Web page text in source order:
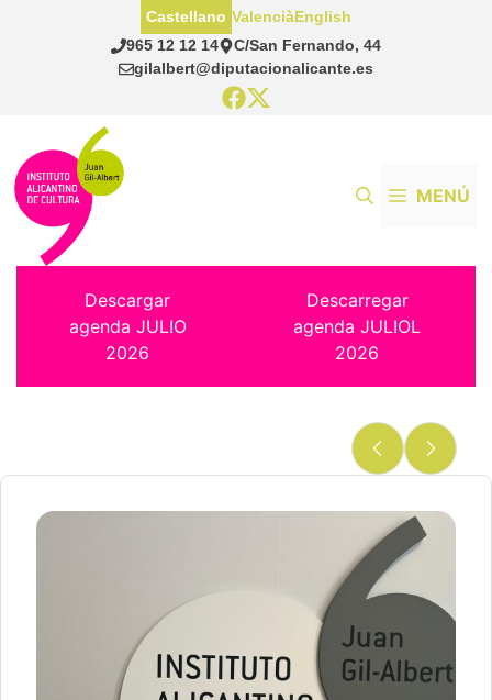
965 12 12 14
C/San Fernando, 44
gilalbert@diputacionalicante.es
Castellano ValenciàEnglish
MENÚ
Descargar
agenda JULIO
2026
Descarregar
agenda JULIOL
2026